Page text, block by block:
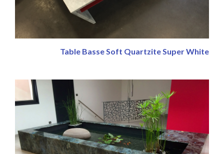
Table Basse Soft Quartzite Super White